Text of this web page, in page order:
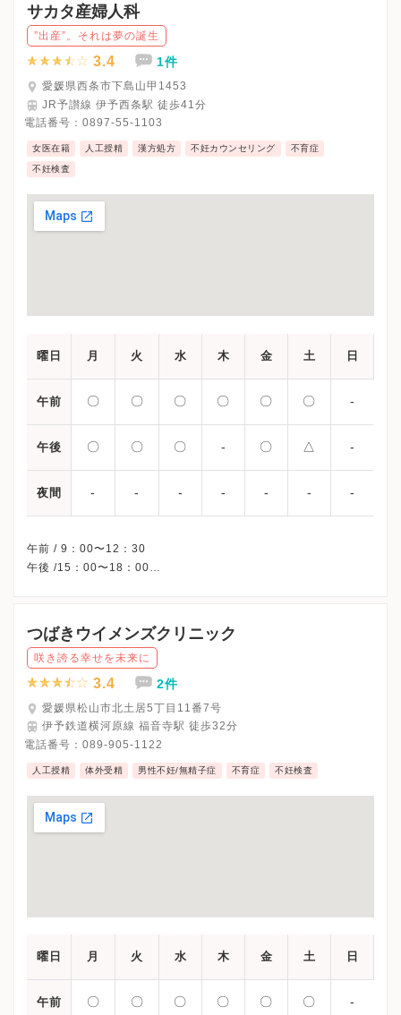
サカタ産婦人科
”出産”。それは夢の誕生
3.4 1件
愛媛県西条市下島山甲1453
JR予讃線 伊予西条駅 徒歩41分
電話番号： 0897-55-1103
女医在籍 人工授精 漢方処方 不妊カウンセリング 不育症
不妊検査
曜日 月 火 水 木 金 土 日
午前 〇 〇 〇 〇 〇 〇 -
午後 〇 〇 〇 - 〇 △ -
夜間 - - - - - - -
午前 / 9：00〜12：30
午後 /15：00〜18：00
※木曜日は完全予約制です。
※受診前には必ずクリニックHPを確認、または直接お問い合わせ
つばきウイメンズクリニック
咲き誇る幸せを未来に
3.4 2件
愛媛県松山市北土居5丁目11番7号
伊予鉄道横河原線 福音寺駅 徒歩32分
電話番号： 089-905-1122
人工授精 体外受精 男性不妊/無精子症 不育症 不妊検査
曜日 月 火 水 木 金 土 日
午前 〇 〇 〇 〇 〇 〇 -